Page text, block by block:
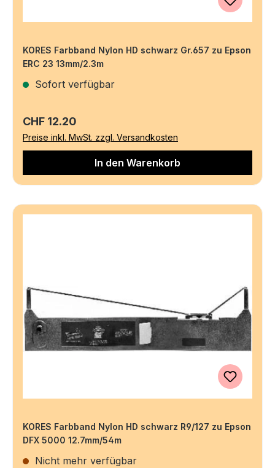
KORES Farbband Nylon HD schwarz Gr.657 zu Epson
ERC 23 13mm/2.3m
Sofort verfügbar
Regulärer Preis:
CHF 12.20
Preise inkl. MwSt. zzgl. Versandkosten
In den Warenkorb
KORES Farbband Nylon HD schwarz R9/127 zu Epson
DFX 5000 12.7mm/54m
Nicht mehr verfügbar